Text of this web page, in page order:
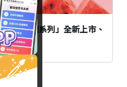
西瓜烏龍系列」全新上市、